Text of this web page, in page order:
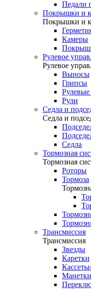
Педали
Покрышки и
Покрышки и
Камеры
Рулевое
Рулевое
Выносы
Грипсы
Рули
Седла и
Седла и
Седла
Тормозная
Тормозная
Роторы
Тормоза
Трансмиссия
Трансмиссия
Звезды
Каретки
Манетки